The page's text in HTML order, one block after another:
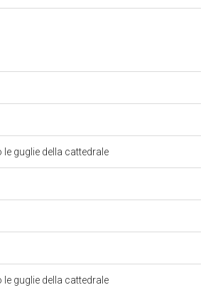
guglie della cattedrale
guglie della cattedrale